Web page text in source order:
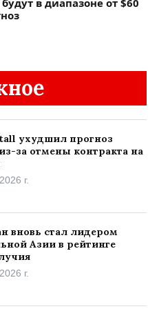
ухудшил прогноз
за отмены контракта на
г.
вновь стал лидером
Азии в рейтинге
г.